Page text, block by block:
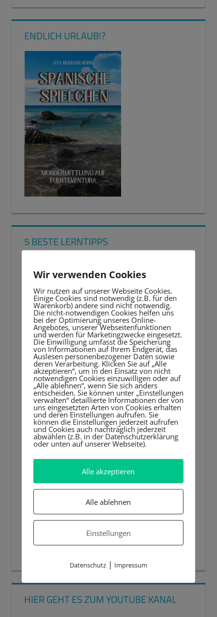
ENDLICH URLAUB!?
5 BESTE LERNTIPPS
Player
HIER GEHT ES ZUM YOUTUBE KANAL
Wir verwenden Cookies
Wir nutzen auf unserer Webseite Cookies.
Einige Cookies sind notwendig (z.B. für den
Warenkorb) andere sind nicht notwendig.
Die nicht-notwendigen Cookies helfen uns
bei der Optimierung unseres Online-
Angebotes, unserer Webseitenfunktionen
und werden für Marketingzwecke eingesetzt.
Die Einwilligung umfasst die Speicherung
von Informationen auf Ihrem Endgerät, das
Auslesen personenbezogener Daten sowie
deren Verarbeitung. Klicken Sie auf „Alle
akzeptieren“, um in den Einsatz von nicht
notwendigen Cookies einzuwilligen oder auf
„Alle ablehnen“, wenn Sie sich anders
entscheiden. Sie können unter „Einstellungen
verwalten“ detaillierte Informationen der von
uns eingesetzten Arten von Cookies erhalten
und deren Einstellungen aufrufen. Sie
können die Einstellungen jederzeit aufrufen
und Cookies auch nachträglich jederzeit
abwählen (z.B. in der Datenschutzerklärung
oder unten auf unserer Webseite).
Alle akzeptieren
Alle ablehnen
Einstellungen
Datenschutz| Impressum